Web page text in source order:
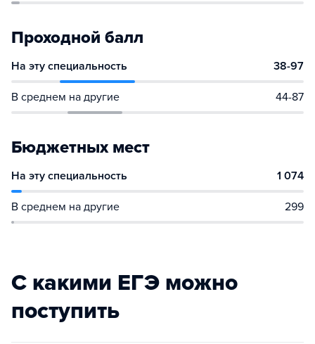
Проходной балл
На эту специальность 38-97
В среднем на другие 44-87
Бюджетных мест
На эту специальность 1 074
В среднем на другие 299
С какими ЕГЭ можно
поступить